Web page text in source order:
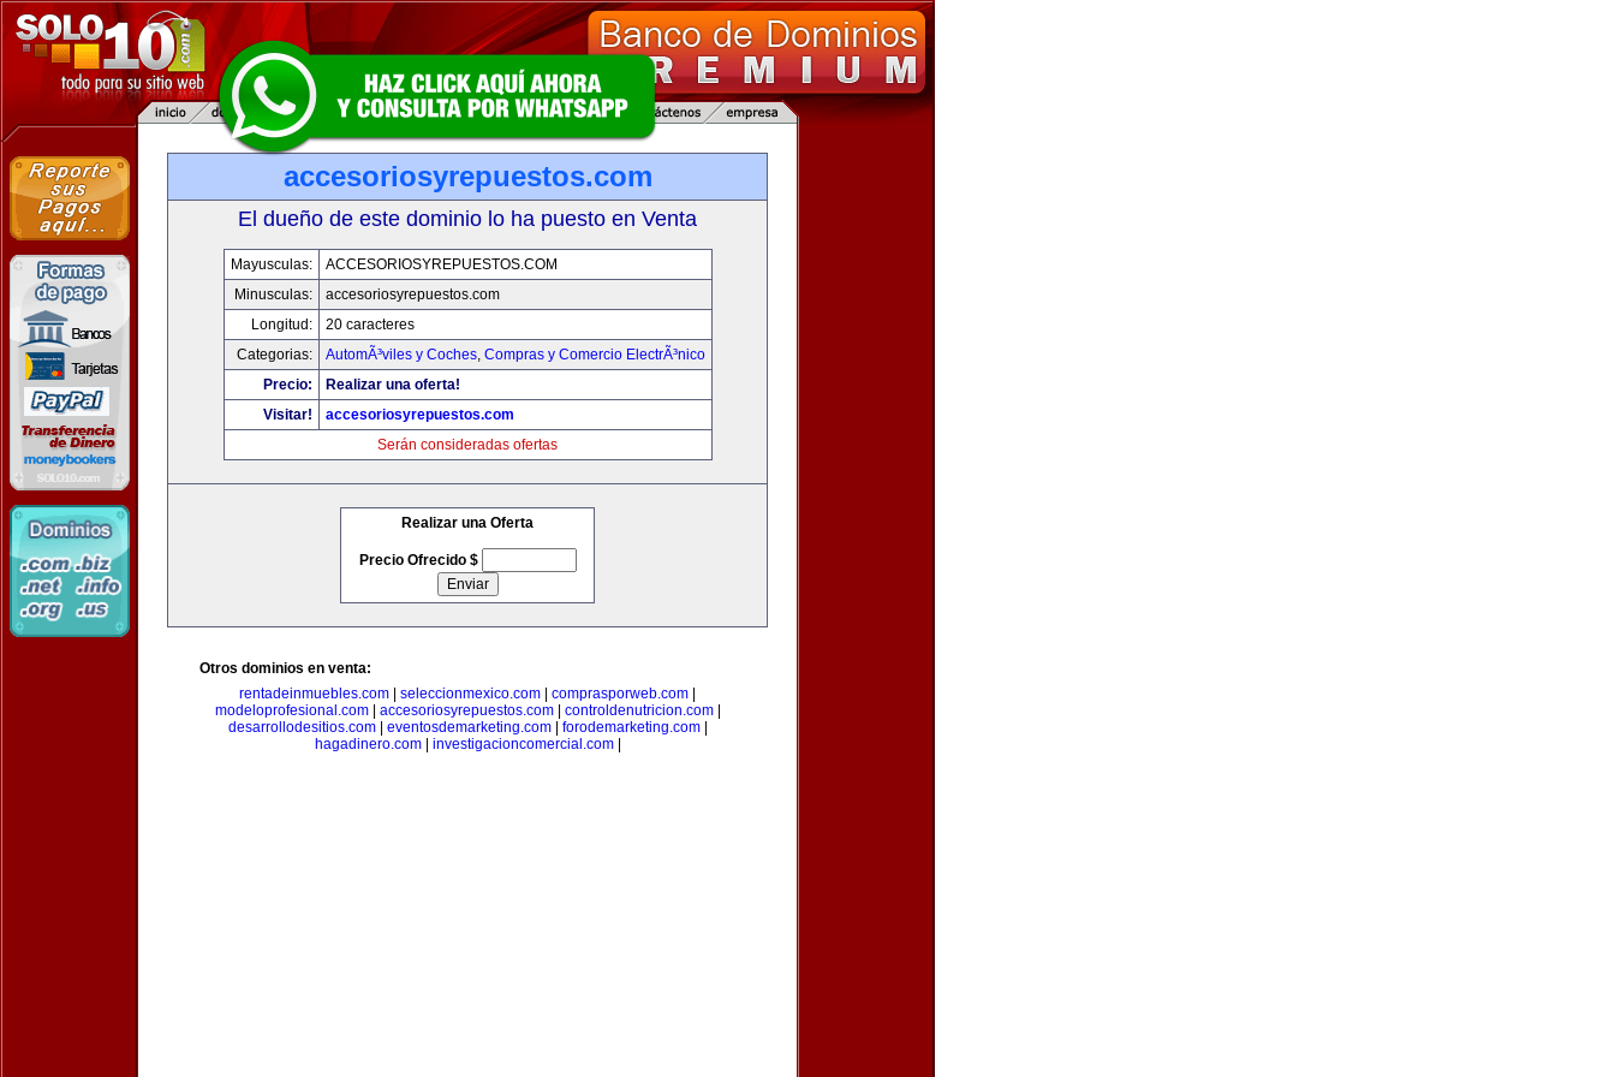
accesoriosyrepuestos.com
El dueño de este dominio lo ha puesto en Venta
Mayusculas:
ACCESORIOSYREPUESTOS.COM
Minusculas:
accesoriosyrepuestos.com
Longitud:
20 caracteres
Categorias:
AutomÃ³viles y Coches, Compras y Comercio ElectrÃ³nico
Precio:
Realizar una oferta!
Visitar!
accesoriosyrepuestos.com
Serán consideradas ofertas
Realizar una Oferta
Precio Ofrecido $
Otros dominios en venta:
rentadeinmuebles.com
seleccionmexico.com comprasporweb.com
modeloprofesional.com| accesoriosyrepuestos.com| controldenutricion.com|
desarrollodesitios.com| eventosdemarketing.com| forodemarketing.com|
hagadinero.com| investigacioncomercial.com|